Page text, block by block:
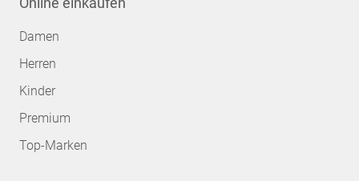
Damen
Herren
Kinder
Premium
Top-Marken